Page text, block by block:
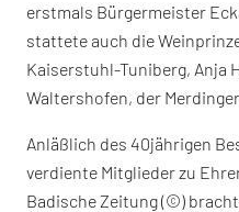
erstmals Bürgermeister
stattete auch die
Kaiserstuhl-Tuniberg, Anja
Waltershofen, der
Anläßlich des 40jährigen
verdiente Mitglieder zu
Badische Zeitung (©)